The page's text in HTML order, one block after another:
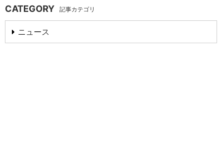
CATEGORY 記事カテゴリ
ニュース